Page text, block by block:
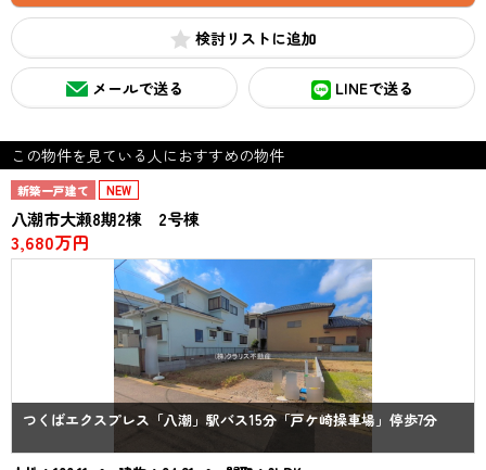
検討リスト
メールで送る LINEで送る
この物件を見ている人におすすめの物件
新築一戸建て NEW
八潮市大瀬8期2棟 2号棟
3,680万円
つくばエクスプレス「八潮」駅バス15分「戸ケ崎操車場」停歩7分